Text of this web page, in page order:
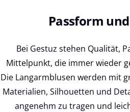
Passform
Bei Gestuz stehen Qualität,
Mittelpunkt, die immer wieder
Die Langarmblusen werden mit
Materialien, Silhouetten und
angenehm zu tragen und